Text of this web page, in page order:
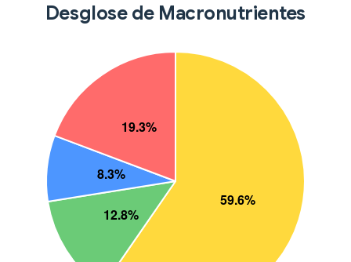
Desglose de Macronutrientes